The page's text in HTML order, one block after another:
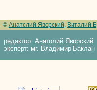
© Анатолий Яворский, Виталий
редактор: Анатолий Яворский
эксперт: мг. Владимир Баклан